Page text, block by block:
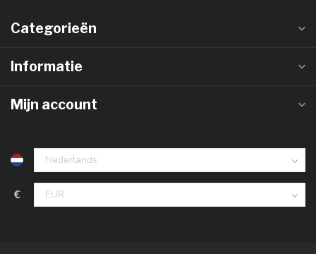
Categorieën
Informatie
Mijn account
€